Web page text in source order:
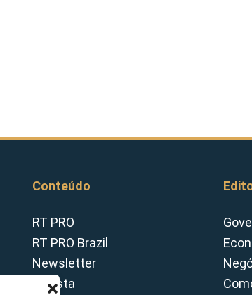
Conteúdo
RT PRO
RT PRO Brazil
Newsletter
Revista